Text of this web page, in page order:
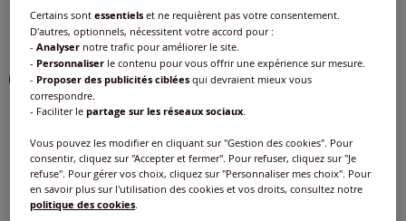
Couleur :bleu glacier-couleur ivoire imprimé
Veuillez sélectionner une taille
40 -épuisé
Guide des tailles
Certains sontessentiels et ne requièrent pas votre consentement.
D'autres, optionnels, nécessitent votre accord pour :
-Analyser notre trafic pour améliorer le site.
- Personnaliser le contenu pour vous offrir une expérience sur mesure.
- Proposer des publicités ciblées qui devraient mieux vous
correspondre.
- Faciliter lepartage sur les réseaux sociaux
Vous pouvez les modifier en cliquant sur "Gestion des cookies". Pour
consentir, cliquez sur "Accepter et fermer". Pour refuser, cliquez sur "Je
refuse". Pour gérer vos choix, cliquez sur "Personnaliser mes choix". Pour
en savoir plus sur l'utilisation des cookies et vos droits, consultez notre
politique des cookies